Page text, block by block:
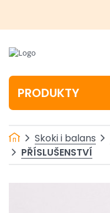
PRODUKTY
Skoki i balans
PŘÍSLUŠENSTVÍ